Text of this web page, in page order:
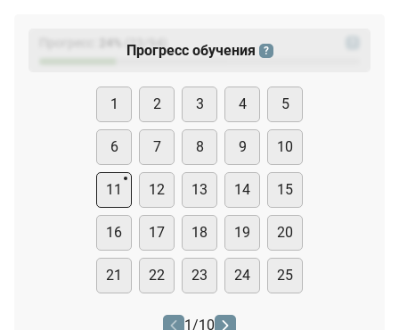
(23
Прогресс обучения ?
1 2 3 4 5
6 7 8 9 10
11 12 13 14 15
16 17 18 19 20
21 22 23 24 25
1/10